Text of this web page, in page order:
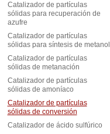
Catalizador de partículas
sólidas para recuperación de
azufre
Catalizador de partículas
sólidas para síntesis de metanol
Catalizador de partículas
sólidas de metanación
Catalizador de partículas
sólidas de amoníaco
Catalizador de partículas
sólidas de conversión
Catalizador de ácido sulfúrico